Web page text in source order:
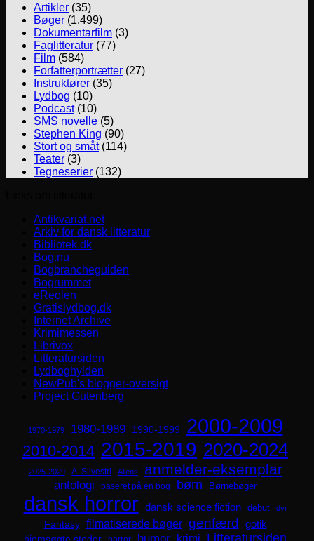
Artikler (35)
Bøger (1.499)
Dokumentarfilm (3)
Faglitteratur (77)
Film (584)
Forfatterportrætter (27)
Instruktører (35)
Lydbog (10)
Podcast(10)
SMS novelle (5)
Stephen King (90)
Stort og småt(114)
Teater (3)
Tegneserier (132)
Antikvariat.net
Arkiv for dansk litteratur
Bibliotek.dk
Bog.nu
Bogbrancheguiden
Bogrummet
eReolen
Gratislydbog.dk
Internet Archive
Krimimessen
Librivox
Litteratursiden
Lydboghylden
NewPub's blogger-oversigt
Project Gutenberg
1970-1979 1980-1989 1990-1999 2000-2009
2010-2014 2015-2019 2020-2024
2025-2029 A. Silvestri Aliens anmelder-eksemplar
antologi baseret på en bog børn Børnebøger
dansk horror dansk science fiction debut dyr
Fantasy filmatiserede bøger genfærd
gotik
krimi Litteratursiden